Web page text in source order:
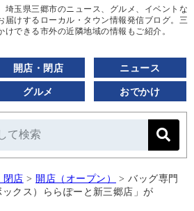
埼玉県三郷市のニュース、グルメ、イベントな
届けするローカル・タウン情報発信ブログ。三
けできる市外の近隣地域の情報もご紹介。
開店・閉店 ニュース
グルメ おでかけ
閉店 > 開店（オープン） > バッグ専門
クス）ららぽーと新三郷店」が